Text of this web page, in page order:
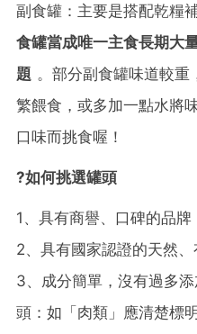
副食罐：主要是搭配乾糧
食罐當成唯一主食長期大
題 。部分副食罐味道較重
繁餵食，或多加一點水將
口味而挑食喔！
?如何挑選罐頭
1、具有商譽、口碑的品牌
2、具有國家認證的天然
3、成分簡單，沒有過多
頭：如「肉類」應清楚標